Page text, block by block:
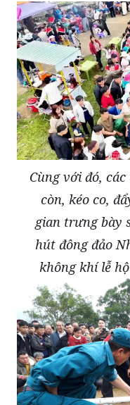
Cùng với đó,
còn, kéo co,
gian trưng bày
hút đông đảo
không khí lễ